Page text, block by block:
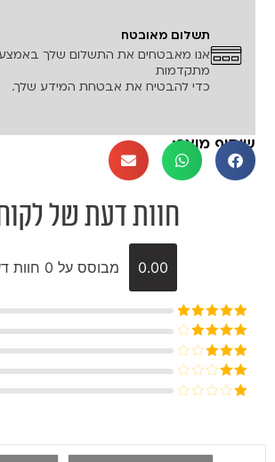
תשלום מאובטח
אנו מאבטחים את התשלום שלך
מתקדמות
כדי להבטיח את אבטחת המידע שלך.
שיתוף מוצר:
חוות דעת של
0.00 מבוסס על 0 חוות דעת
דורג5מתוך
דורג4
מתוך 5
דורג3
דורג
5